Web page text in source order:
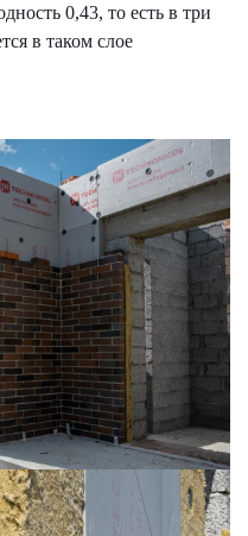
0,43, то есть в три
в таком слое